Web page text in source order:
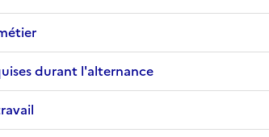
durant l'alternance